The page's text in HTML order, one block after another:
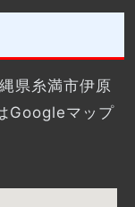
県糸満市伊原
Googleマップ